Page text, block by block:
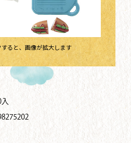
ると、画像が拡大します